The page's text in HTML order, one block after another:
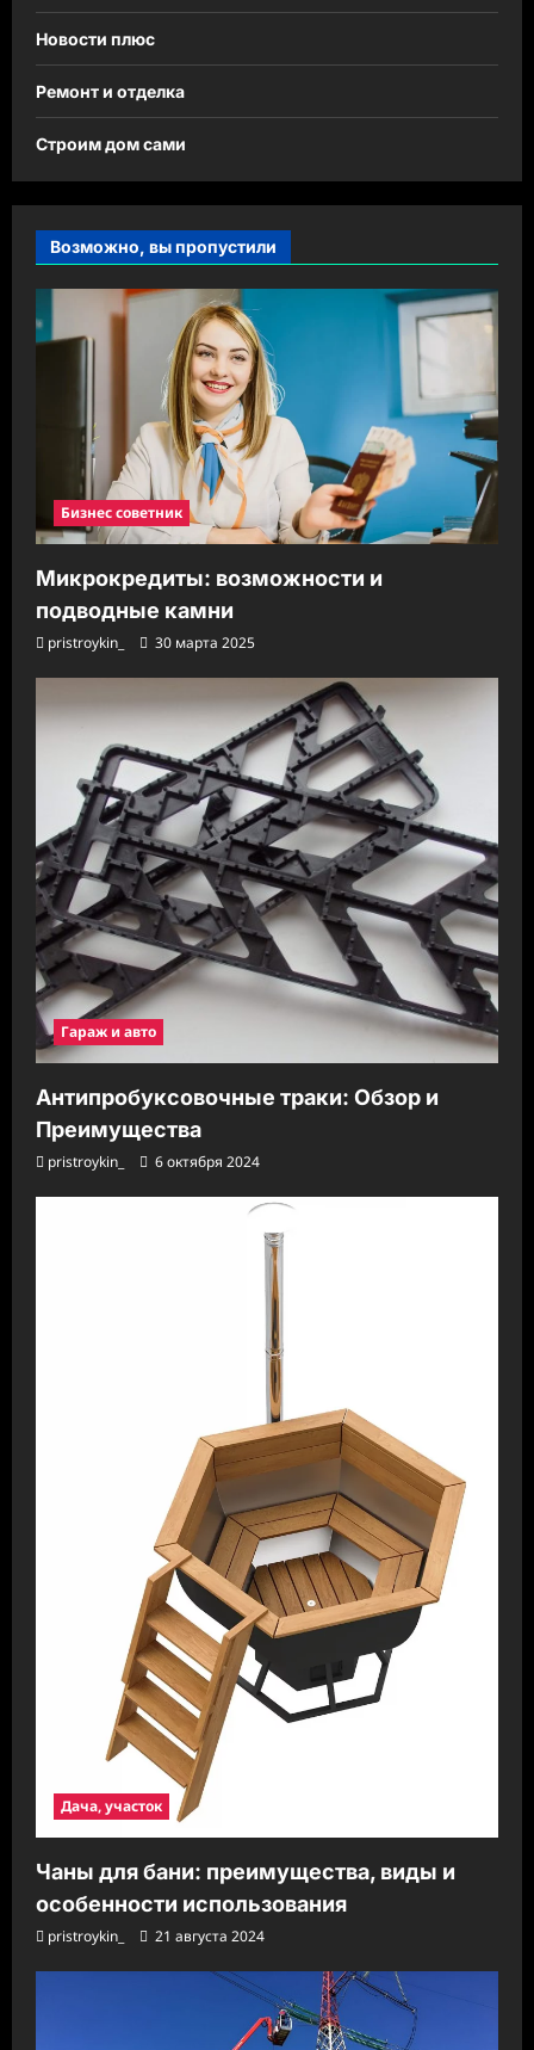
Новости плюс
Ремонт и отделка
Строим дом сами
Возможно, вы пропустили
Бизнес советник
Микрокредиты: возможности и
подводные камни
pristroykin_ 30 марта 2025
Гараж и авто
Антипробуксовочные траки: Обзор и
Преимущества
pristroykin_ 6 октября 2024
Дача, участок
Чаны для бани: преимущества, виды и
особенности использования
pristroykin_ 21 августа 2024